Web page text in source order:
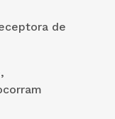
de